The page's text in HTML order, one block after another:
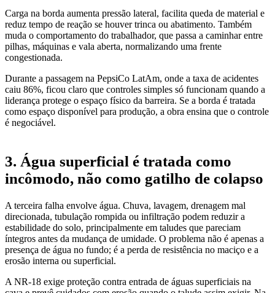
Carga na borda aumenta pressão lateral, facilita queda de material e
reduz tempo de reação se houver trinca ou abatimento. Também
muda o comportamento do trabalhador, que passa a caminhar entre
pilhas, máquinas e vala aberta, normalizando uma frente
congestionada.
Durante a passagem na PepsiCo LatAm, onde a taxa de acidentes
caiu 86%, ficou claro que controles simples só funcionam quando a
liderança protege o espaço físico da barreira. Se a borda é tratada
como espaço disponível para produção, a obra ensina que o controle
é negociável.
3. Água superficial é tratada como
incômodo, não como gatilho de colapso
A terceira falha envolve água. Chuva, lavagem, drenagem mal
direcionada, tubulação rompida ou infiltração podem reduzir a
estabilidade do solo, principalmente em taludes que pareciam
íntegros antes da mudança de umidade. O problema não é apenas a
presença de água no fundo; é a perda de resistência no maciço e a
erosão interna ou superficial.
A NR-18 exige proteção contra entrada de águas superficiais na